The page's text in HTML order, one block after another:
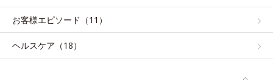
お客様エピソード（11）
ヘルスケア（18）